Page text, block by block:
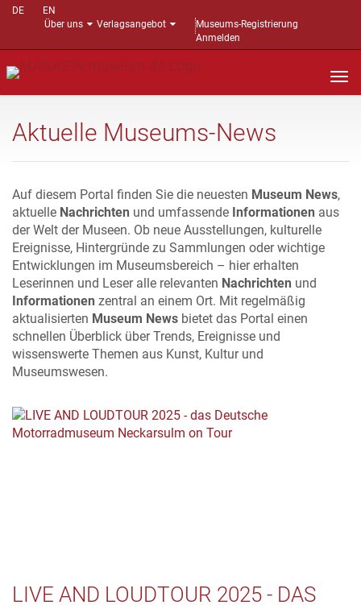
DE
EN
Über uns
Verlagsangebot
Museums-Registrierung
Anmelden
Aktuelle Museums-News
Auf diesem Portal finden Sie die neuesten Museum News,
aktuelle Nachrichten und umfassende Informationen aus
der Welt der Museen. Ob neue Ausstellungen, kulturelle
Ereignisse, Hintergründe zu Sammlungen oder wichtige
Entwicklungen im Museumsbereich – hier erhalten
Leserinnen und Leser alle relevanten Nachrichten und
Informationen zentral an einem Ort. Mit regelmäßig
aktualisierten Museum News bietet das Portal einen
schnellen Überblick über Trends, Ereignisse und
wissenswerte Themen aus Kunst, Kultur und
Museumswesen.
LIVE AND LOUDTOUR 2025 - DAS